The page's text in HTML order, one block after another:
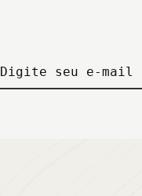
Digite seu e-mail